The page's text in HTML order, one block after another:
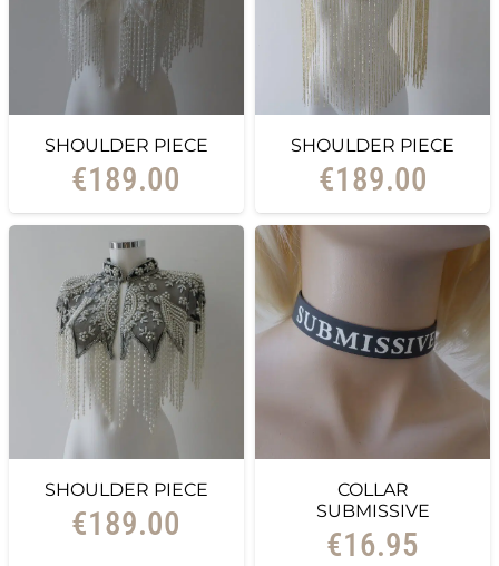
SHOULDER PIECE
€189.00
SHOULDER PIECE
€189.00
SHOULDER PIECE
€189.00
COLLAR
SUBMISSIVE
€16.95